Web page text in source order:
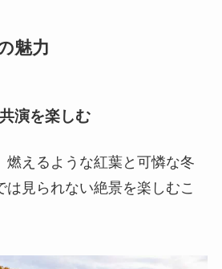
魅力
演を楽しむ
燃えるような紅葉と可憐な冬
見られない絶景を楽しむこ